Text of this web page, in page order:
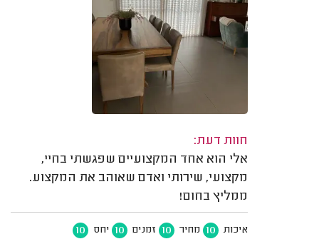
חוות דעת:
אלי הוא אחד המקצועיים שפגשתי בחיי,
מקצועי, שירותי ואדם שאוהב את המקצוע.
ממליץ בחום!
איכות 10 מחיר 10 זמנים 10 יחס 10